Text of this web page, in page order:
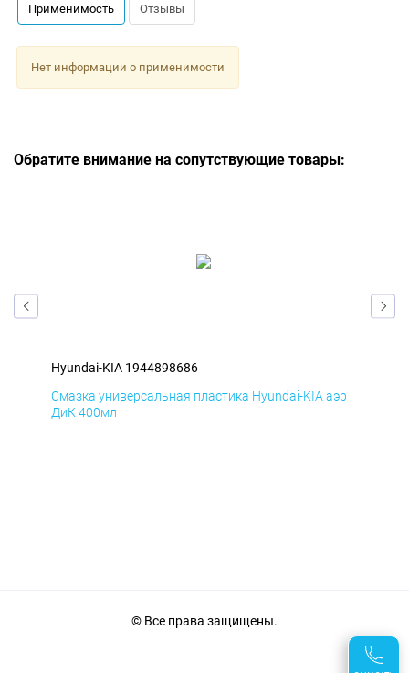
Применимость Отзывы
Нет информации о применимости
Обратите внимание на сопутствующие товары:
Hyundai-KIA 1944898686
Смазка универсальная пластика Hyundai-KIA аэр
ДиК 400мл
© Все права защищены.